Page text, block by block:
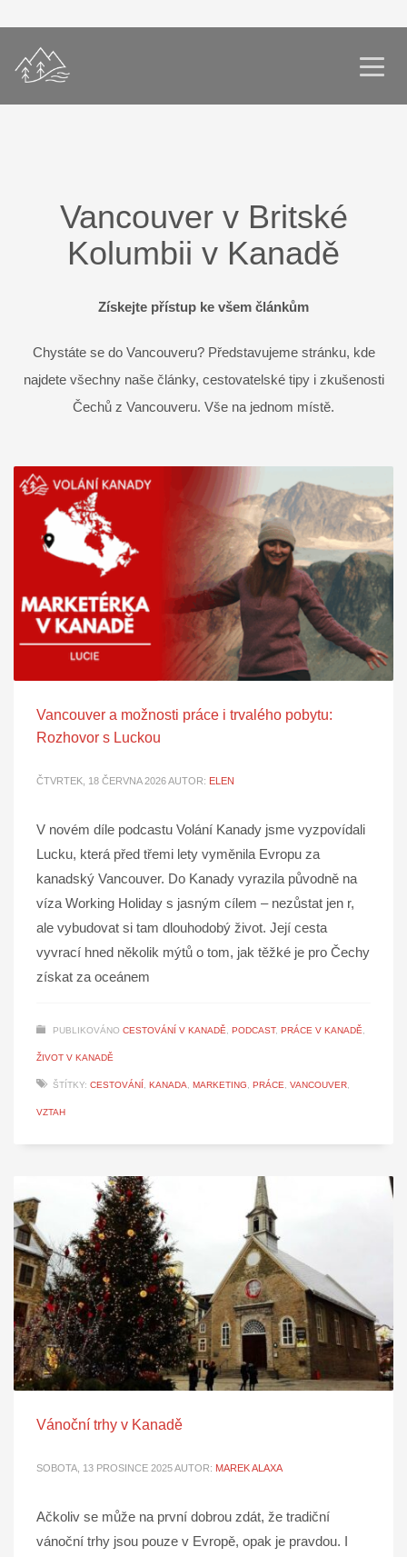
Vancouver v Britské
Kolumbii v Kanadě
Získejte přístup ke všem článkům
Chystáte se do Vancouveru? Představujeme stránku, kde
najdete všechny naše články, cestovatelské tipy i zkušenosti
Čechů z Vancouveru. Vše na jednom místě.
Vancouver a možnosti práce i trvalého pobytu:
Rozhovor s Luckou
ČTVRTEK, 18 ČERVNA 2026AUTOR: ELEN
V novém díle podcastu Volání Kanady jsme vyzpovídali
Lucku, která před třemi lety vyměnila Evropu za
kanadský Vancouver. Do Kanady vyrazila původně na
víza Working Holiday s jasným cílem – nezůstat jen r,
ale vybudovat si tam dlouhodobý život. Její cesta
vyvrací hned několik mýtů o tom, jak těžké je pro Čechy
získat za oceánem
PUBLIKOVÁNO CESTOVÁNÍ V KANADĚ, PODCAST, PRÁCE V KANADĚ,
ŽIVOT V KANADĚ
ŠTÍTKY: CESTOVÁNÍ , KANADA, MARKETING, PRÁCE, VANCOUVER,
VZTAH
Vánoční trhy v Kanadě
SOBOTA, 13 PROSINCE 2025AUTOR: MAREK ALAXA
Ačkoliv se může na první dobrou zdát, že tradiční
vánoční trhy jsou pouze v Evropě, opak je pravdou. I